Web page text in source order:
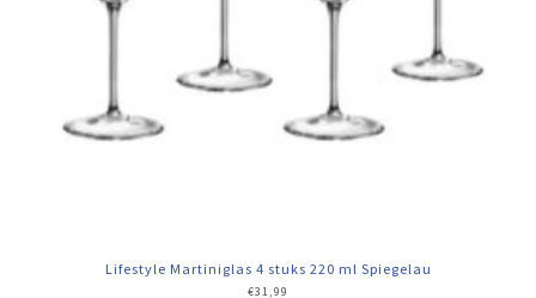
Lifestyle Martiniglas 4 stuks 220 ml Spiegelau
€31,99